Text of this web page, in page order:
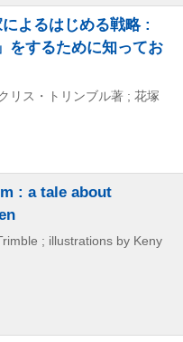
よるはじめる戦略 :
をするために知ってお
リス・トリンブル著 ; 花塚
: a tale about
; illustrations by Keny